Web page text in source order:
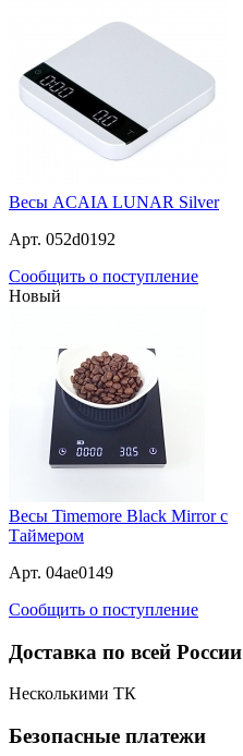
Весы ACAIA LUNAR Silver
Арт. 052d0192
Сообщить о поступление
Новый
Весы Timemore Black Mirror с
Таймером
Арт. 04ae0149
Сообщить о поступление
Доставка по всей России
Несколькими ТК
Безопасные платежи